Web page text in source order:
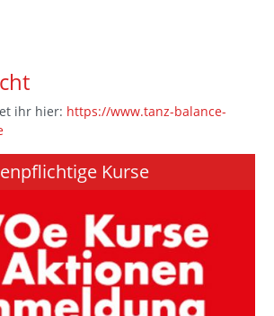
ihr hier: https://www.tanz-balance-
Kurse